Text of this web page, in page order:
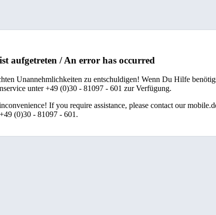
aufgetreten / An error has occurred
Unannehmlichkeiten zu entschuldigen! Wenn Du Hilfe
unter +49 (0)30 - 81097 - 601 zur Verfügung.
If you require assistance, please contact our
(0)30 - 81097 - 601.